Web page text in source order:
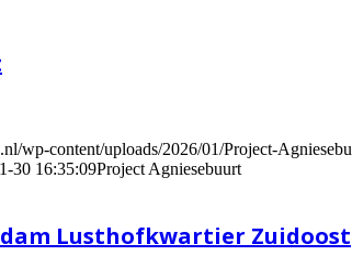
wp-content/uploads/2026/01/Project-
30 16:35:09Project Agniesebuurt
Lusthofkwartier Zuidoost